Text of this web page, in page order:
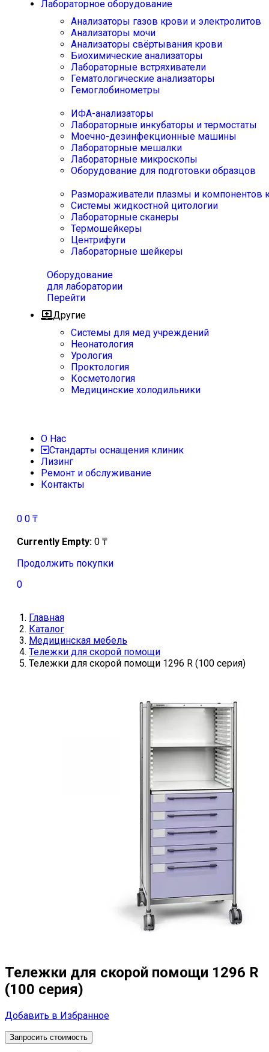
Лабораторное оборудование
Анализаторы газов крови и электролитов
Анализаторы мочи
Анализаторы свёртывания крови
Биохимические анализаторы
Лабораторные встряхиватели
Гематологические анализаторы
Гемоглобинометры
ИФА-анализаторы
Лабораторные инкубаторы и термостаты
Моечно-дезинфекционные машины
Лабораторные мешалки
Лабораторные микроскопы
Оборудование для подготовки образцов
Размораживатели плазмы и компонентов
Системы жидкостной цитологии
Лабораторные сканеры
Термошейкеры
Центрифуги
Лабораторные шейкеры
Оборудование
для лаборатории
Перейти
Другие
Системы для мед учреждений
Неонатология
Урология
Проктология
Косметология
Медицинские холодильники
О Нас
Стандарты оснащения клиник
Лизинг
Ремонт и обслуживание
Контакты
0 0 ₸
Currently Empty: 0 ₸
Продолжить покупки
0
Главная
Каталог
Медицинская мебель
Тележки для скорой помощи
Тележки для скорой помощи 1296 R (100 серия)
Тележки для скорой помощи 1296 R
(100 серия)
Добавить в Избранное
Запросить стоимость